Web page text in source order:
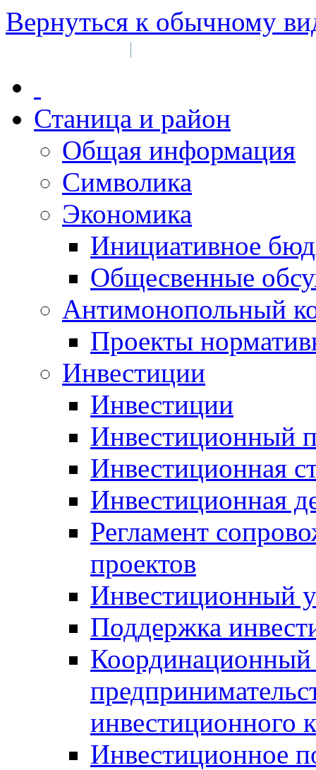
Вернуться к обычному
|
Станица и район
Общая информация
Символика
Экономика
Инициативное
Общесвенные
Антимонопольный
Проекты
Инвестиции
Инвестиции
Инвестиционный
Инвестиционная
Инвестиционная
Регламент
проектов
Инвестиционный
Поддержка
Координационный
инвестиционного
Инвестиционное